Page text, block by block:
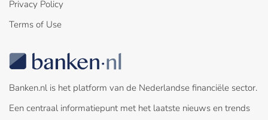
Privacy Policy
Terms of Use
Banken.nl is het platform van de Nederlandse financiële sector.
Een centraal informatiepunt met het laatste nieuws en trends